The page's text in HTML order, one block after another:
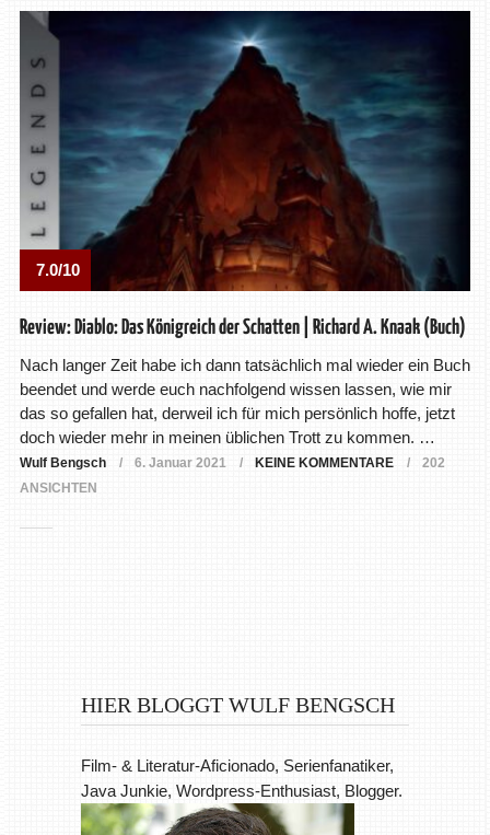
7.0/10
Review: Diablo: Das Königreich der Schatten | Richard A. Knaak (Buch)
Nach langer Zeit habe ich dann tatsächlich mal wieder ein Buch
beendet und werde euch nachfolgend wissen lassen, wie mir
das so gefallen hat, derweil ich für mich persönlich hoffe, jetzt
doch wieder mehr in meinen üblichen Trott zu kommen. …
Wulf Bengsch 6. Januar 2021 KEINE KOMMENTARE
202
ANSICHTEN
HIER BLOGGT WULF BENGSCH
Film- & Literatur-Aficionado, Serienfanatiker,
Java Junkie, Wordpress-Enthusiast, Blogger.